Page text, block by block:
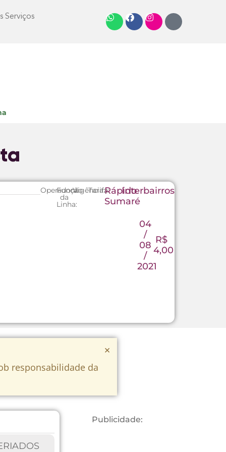
Serviços
Operadora:
Função
da
Linha:
Vigência:
Tarifa:Rápido
Sumaré
Interbairros
04
/
08
/
2021
R$
4,00
responsabilidade da
×
Publicidade: